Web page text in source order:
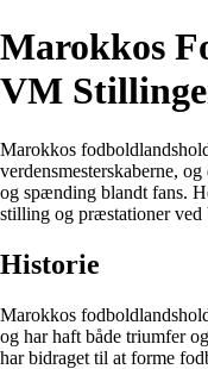
Marokkos
VM
Marokkos
verdensmesterskaberne,
og spænding blandt fans.
stilling og præstationer
Historie
Marokkos
og har haft både triumfer
har bidraget til at forme